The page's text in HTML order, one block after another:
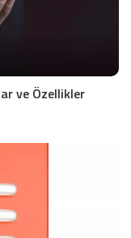
ve Özellikler